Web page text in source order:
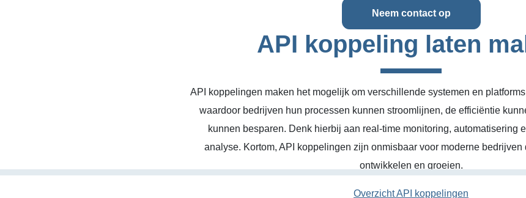
Neem contact op
API koppeling laten
API koppelingen maken het mogelijk om verschillende systemen en
waardoor bedrijven hun processen kunnen stroomlijnen, de efficiëntie
kunnen besparen. Denk hierbij aan real-time monitoring, automatisering
analyse. Kortom, API koppelingen zijn onmisbaar voor moderne
ontwikkelen en groeien.
Overzicht API koppelingen